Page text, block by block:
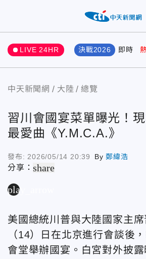
LIVE 24HR 決戰2026 即時
中天新聞網 大陸 總覽
習川會國宴菜單曝光！
最愛曲《Y.M.C.A.》
發布: 2026/05/14 20:39 By鄭緯浩
分享：share
play_arrow
美國總統川普與大陸國家主
（14）日在北京進行會談後
會堂舉辦國宴。白宮對外披